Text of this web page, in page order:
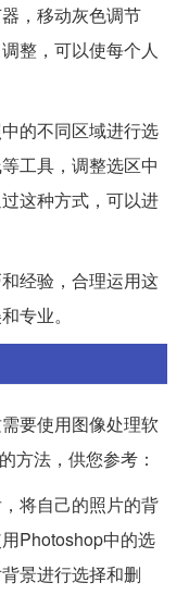
，移动灰色调节
整，可以使每个人
的不同区域进行选
工具，调整选区中
这种方式，可以进
经验，合理运用这
专业。
要使用图像处理软
方法，供您参考：
将自己的照片的背
Photoshop中的选
景进行选择和删